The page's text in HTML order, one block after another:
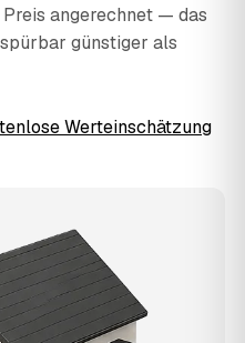
angerechnet — das
günstiger als
Werteinschätzung